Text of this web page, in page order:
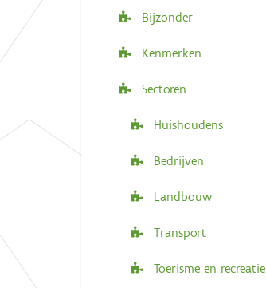
Bijzonder
Kenmerken
Sectoren
Huishoudens
Bedrijven
Landbouw
Transport
Toerisme en recreatie